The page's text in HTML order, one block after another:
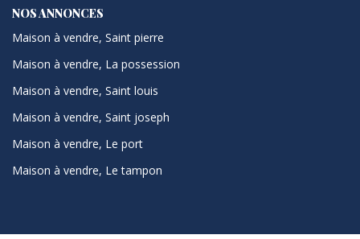
NOS ANNONCES
Maison à vendre, Saint pierre
Maison à vendre, La possession
Maison à vendre, Saint louis
Maison à vendre, Saint joseph
Maison à vendre, Le port
Maison à vendre, Le tampon